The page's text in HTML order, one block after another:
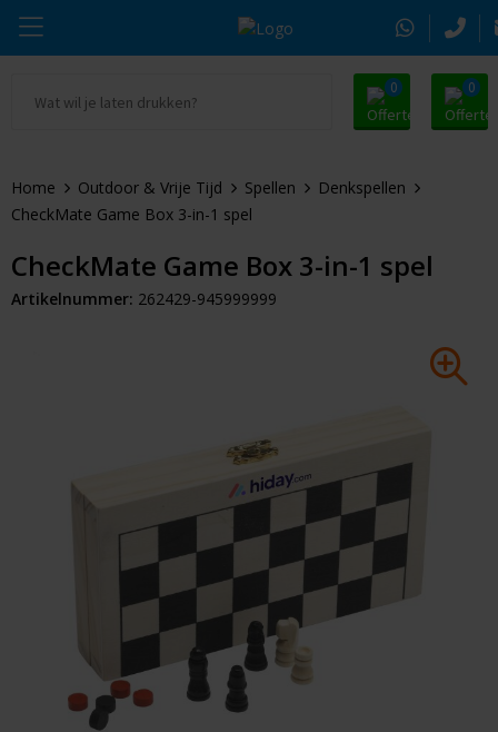
0 0
Drinkwaren
Tassen & Reizen
Sleutelhangers & Tools
Huis & Lifestyle
Outdoor & Vrije Tijd
Auto & Veiligheid
Gezondheid & Verzorging
Alle promosnoepje
Zomer
Kerst
Thule
Alle merken
Home Outdoor & Vrije Tijd Spellen
Denkspellen
CheckMate Game Box 3-in-1 spel
CheckMate Game Box 3-in-1 spel
Artikelnummer: 262429-945999999